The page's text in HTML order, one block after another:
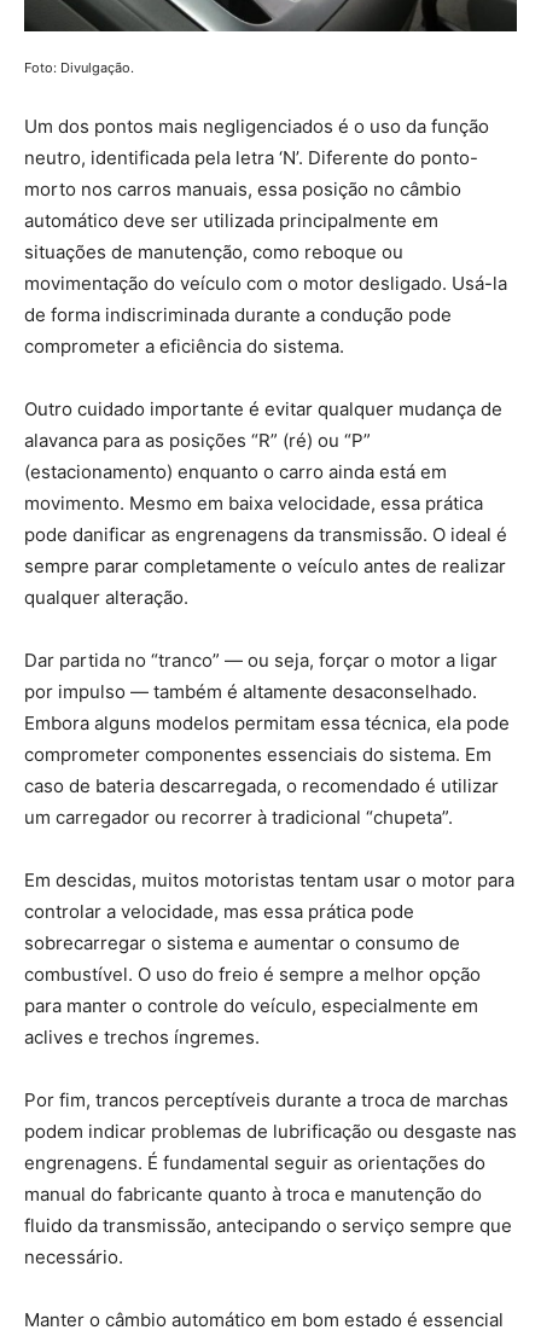
Foto: Divulgação.
Um dos pontos mais negligenciados é o uso da função
neutro, identificada pela letra ‘N’. Diferente do ponto-
morto nos carros manuais, essa posição no câmbio
automático deve ser utilizada principalmente em
situações de manutenção, como reboque ou
movimentação do veículo com o motor desligado. Usá-la
de forma indiscriminada durante a condução pode
comprometer a eficiência do sistema.
Outro cuidado importante é evitar qualquer mudança de
alavanca para as posições “R” (ré) ou “P”
(estacionamento) enquanto o carro ainda está em
movimento. Mesmo em baixa velocidade, essa prática
pode danificar as engrenagens da transmissão. O ideal é
sempre parar completamente o veículo antes de realizar
qualquer alteração.
Dar partida no “tranco” — ou seja, forçar o motor a ligar
por impulso — também é altamente desaconselhado.
Embora alguns modelos permitam essa técnica, ela pode
comprometer componentes essenciais do sistema. Em
caso de bateria descarregada, o recomendado é utilizar
um carregador ou recorrer à tradicional “chupeta”.
Em descidas, muitos motoristas tentam usar o motor para
controlar a velocidade, mas essa prática pode
sobrecarregar o sistema e aumentar o consumo de
combustível. O uso do freio é sempre a melhor opção
para manter o controle do veículo, especialmente em
aclives e trechos íngremes.
Por fim, trancos perceptíveis durante a troca de marchas
podem indicar problemas de lubrificação ou desgaste nas
engrenagens. É fundamental seguir as orientações do
manual do fabricante quanto à troca e manutenção do
fluido da transmissão, antecipando o serviço sempre que
necessário.
Manter o câmbio automático em bom estado é essencial